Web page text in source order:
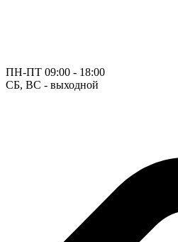
ПН-ПТ 09:00 - 18:00
СБ, ВС - выходной